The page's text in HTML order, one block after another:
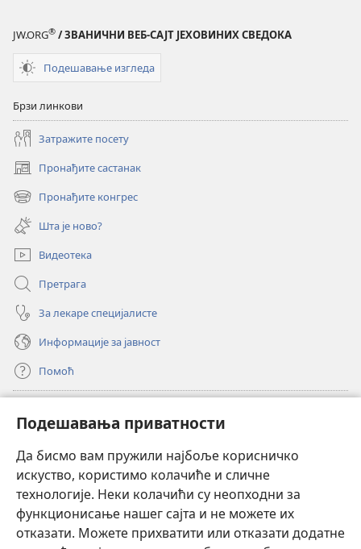
Подешавања приватности
Да бисмо вам пружили најбоље корисничко
искуство, користимо колачиће и сличне
технологије. Неки колачићи су неопходни за
функционисање нашег сајта и не можете их
отказати. Можете прихватити или отказати додатне
JW.ORG® / ЗВАНИЧНИ ВЕБ-САЈТ ЈЕХОВИНИХ СВЕДОКА
Подешавање изгледа
Брзи линкови
Затражите посету
Пронађите састанак
(отвара
нови
прозор)
Пронађите конгрес
(отвара
нови
прозор)
Шта је ново?
Видеотека
Претрага
За лекаре специјалисте
Информације за јавност
Помоћ
(отвара
нови
прозор)ОНЛАЈН БИБЛИОТЕКА Watchtower
(отвара
нови
прозор)JW Hub®
(отвара
нови
прозор)JW Library